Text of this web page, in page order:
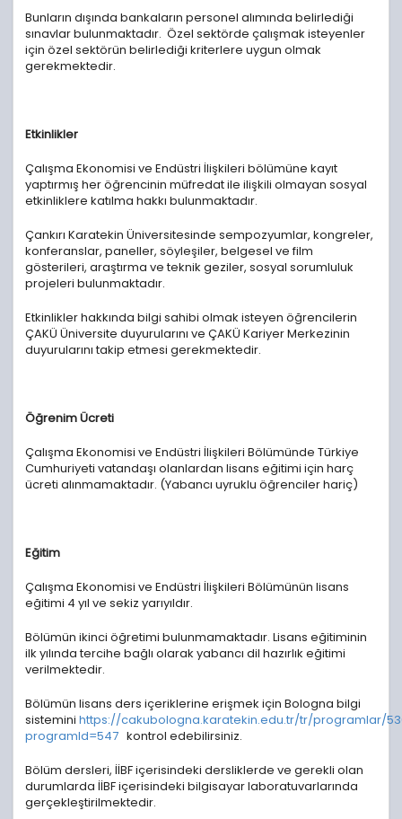
Bunların dışında bankaların personel alımında belirlediği
sınavlar bulunmaktadır. Özel sektörde çalışmak isteyenler
için özel sektörün belirlediği kriterlere uygun olmak
gerekmektedir.
Etkinlikler
Çalışma Ekonomisi ve Endüstri İlişkileri bölümüne kayıt
yaptırmış her öğrencinin müfredat ile ilişkili olmayan sosyal
etkinliklere katılma hakkı bulunmaktadır.
Çankırı Karatekin Üniversitesinde sempozyumlar, kongreler,
konferanslar, paneller, söyleşiler, belgesel ve film
gösterileri, araştırma ve teknik geziler, sosyal sorumluluk
projeleri bulunmaktadır.
Etkinlikler hakkında bilgi sahibi olmak isteyen öğrencilerin
ÇAKÜ Üniversite duyurularını ve ÇAKÜ Kariyer Merkezinin
duyurularını takip etmesi gerekmektedir.
Öğrenim Ücreti
Çalışma Ekonomisi ve Endüstri İlişkileri Bölümünde Türkiye
Cumhuriyeti vatandaşı olanlardan lisans eğitimi için harç
ücreti alınmamaktadır. (Yabancı uyruklu öğrenciler hariç)
Eğitim
Çalışma Ekonomisi ve Endüstri İlişkileri Bölümünün lisans
eğitimi 4 yıl ve sekiz yarıyıldır.
Bölümün ikinci öğretimi bulunmamaktadır. Lisans eğitiminin
ilk yılında tercihe bağlı olarak yabancı dil hazırlık eğitimi
verilmektedir.
Bölümün lisans ders içeriklerine erişmek için Bologna bilgi
sistemini https://cakubologna.karatekin.edu.tr/tr/programlar/
programId=547 kontrol edebilirsiniz.
Bölüm dersleri, İİBF içerisindeki dersliklerde ve gerekli olan
durumlarda İİBF içerisindeki bilgisayar laboratuvarlarında
gerçekleştirilmektedir.